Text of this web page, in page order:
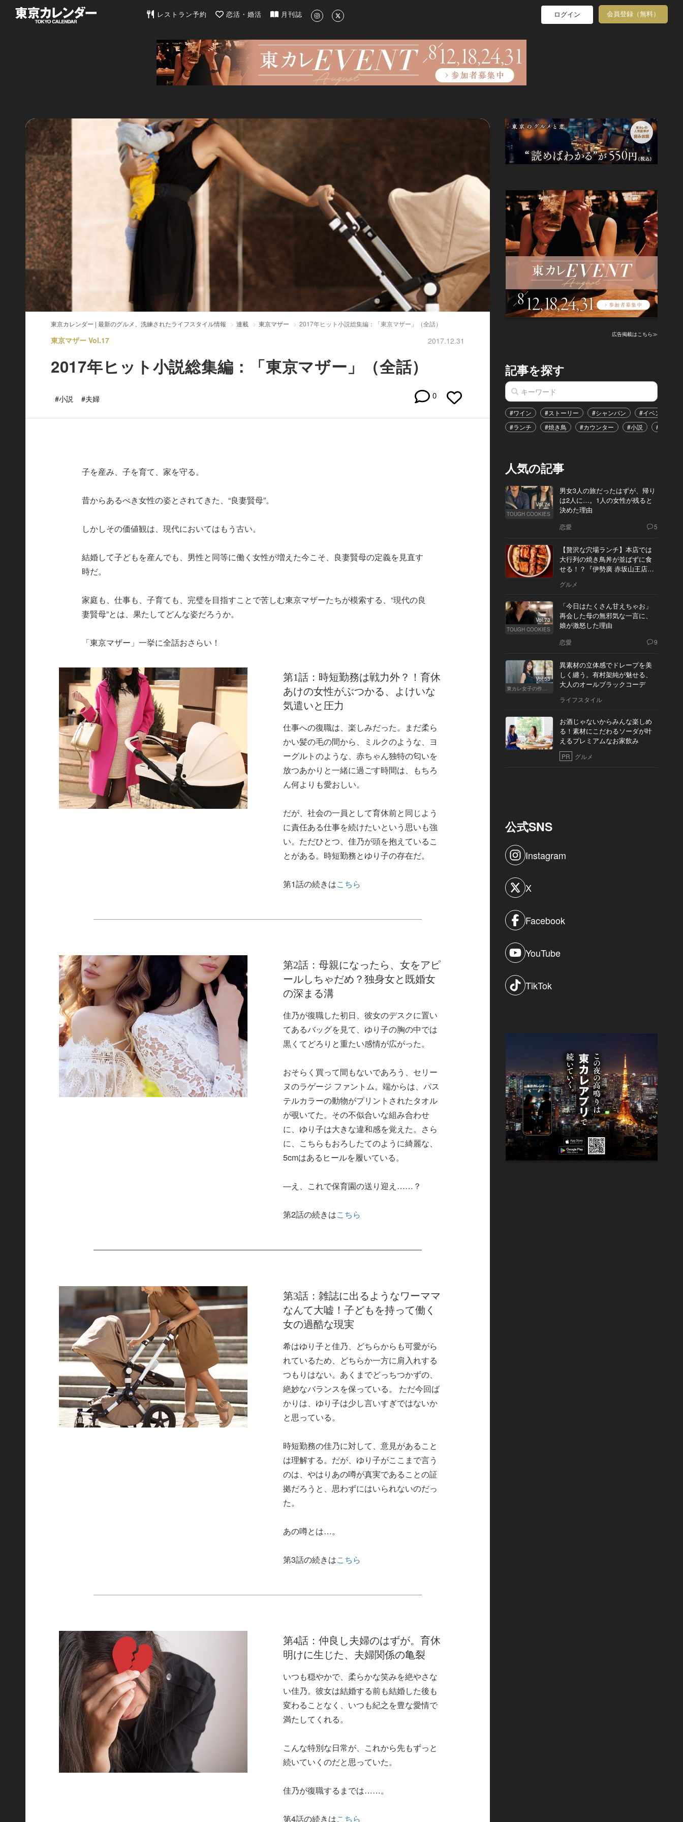
東京カレンダー | 最新のグルメ、洗練されたライフスタイル情報
レストラン予約 恋活・婚活 月刊誌 ログイン 会員登録（無料）
東京カレンダー | 最新のグルメ、洗練されたライフスタイル情報 連載 東京マザー 2017年ヒット小説総集編：「東京マザー」（全話）
東京マザー Vol.17 2017.12.31
2017年ヒット小説総集編：「東京マザー」（全話）
#小説 #夫婦 0
子を産み、子を育て、家を守る。
昔からあるべき女性の姿とされてきた、“良妻賢母”。
しかしその価値観は、現代においてはもう古い。
結婚して子どもを産んでも、男性と同等に働く女性が増えた今こそ、良妻賢母の定義を見直す
時だ。
家庭も、仕事も、子育ても、完璧を目指すことで苦しむ東京マザーたちが模索する、“現代の良
妻賢母”とは、果たしてどんな姿だろうか。
「東京マザー」一挙に全話おさらい！
第1話：時短勤務は戦力外？！育休
あけの女性がぶつかる、よけいな
気遣いと圧力
仕事への復職は、楽しみだった。まだ柔ら
かい髪の毛の間から、ミルクのような、ヨ
ーグルトのような、赤ちゃん独特の匂いを
放つあかりと一緒に過ごす時間は、もちろ
ん何よりも愛おしい。
だが、社会の一員として育休前と同じよう
に責任ある仕事を続けたいという思いも強
い。ただひとつ、佳乃が頭を抱えているこ
とがある。時短勤務とゆり子の存在だ。
第1話の続きはこちら
第2話：母親になったら、女をアピ
ールしちゃだめ？独身女と既婚女
の深まる溝
佳乃が復職した初日、彼女のデスクに置い
てあるバッグを見て、ゆり子の胸の中では
黒くてどろりと重たい感情が広がった。
おそらく買って間もないであろう、セリー
ヌのラゲージ ファントム。端からは、パス
テルカラーの動物がプリントされたタオル
が覗いてた。その不似合いな組み合わせ
に、ゆり子は大きな違和感を覚えた。さら
に、こちらもおろしたてのように綺麗な、
5cmはあるヒールを履いている。
―え、これで保育園の送り迎え……？
第2話の続きはこちら
第3話：雑誌に出るようなワーママ
なんて大嘘！子どもを持って働く
女の過酷な現実
希はゆり子と佳乃、どちらからも可愛がら
れているため、どちらか一方に肩入れする
つもりはない。あくまでどっちつかずの、
絶妙なバランスを保っている。 ただ今回ば
かりは、ゆり子は少し言いすぎではないか
と思っている。
時短勤務の佳乃に対して、意見があること
は理解する。だが、ゆり子がここまで言う
のは、やはりあの噂が真実であることの証
拠だろうと、思わずにはいられないのだっ
た。
あの噂とは…。
第3話の続きはこちら
第4話：仲良し夫婦のはずが。育休
明けに生じた、夫婦関係の亀裂
いつも穏やかで、柔らかな笑みを絶やさな
い佳乃。彼女は結婚する前も結婚した後も
変わることなく、いつも紀之を豊な愛情で
満たしてくれる。
こんな特別な日常が、これから先もずっと
続いていくのだと思っていた。
佳乃が復職するまでは……。
第4話の続きはこちら
広告掲載はこちら≫
記事を探す
#ワイン #ストーリー #シャンパン #イベント
#ランチ
#焼き鳥 #カウンター #小説 #恋愛
人気の記事
Vol.74
TOUGH COOKIES
男女3人の旅だったはずが、帰り
は2人に…。1人の女性が残ると
決めた理由
恋愛 5
【贅沢な穴場ランチ】本店では
大行列の焼き鳥丼が並ばずに食
せる！？『伊勢廣 赤坂山王店』
グルメ
Vol.73
TOUGH COOKIES
「今日はたくさん甘えちゃお」
再会した母の無邪気な一言に、
娘が激怒した理由
恋愛 9
Vol.53
東カレ女子の作り方
異素材の立体感でドレープを美
しく纏う。有村架純が魅せる、
大人のオールブラックコーデ
ライフスタイル
お酒じゃないからみんな楽しめ
る！素材にこだわるソーダが叶
えるプレミアムなお家飲み
PR グルメ
公式SNS
Instagram
X
Facebook
YouTube
TikTok